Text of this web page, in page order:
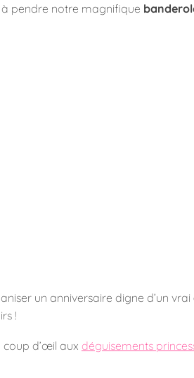
à pendre notre magnifique
un anniversaire digne d’un vrai
!
coup d’œil aux déguisements